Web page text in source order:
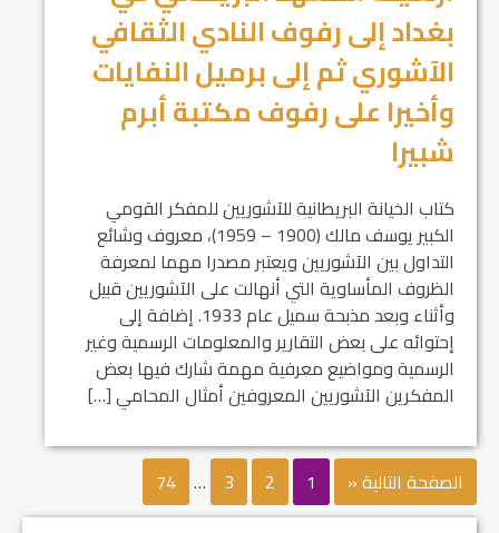
بغداد إلى رفوف النادي الثقافي
الآشوري ثم إلى برميل النفايات
وأخيرا على رفوف مكتبة أبرم
شبيرا
كتاب الخيانة البريطانية للآشوريين للمفكر القومي
الكبير يوسف مالك (1900 – 1959)، معروف وشائع
التداول بين الآشوريين ويعتبر مصدرا مهما لمعرفة
الظروف المأساوية التي أنهالت على الآشوريين قبيل
وأثناء وبعد مذبحة سميل عام 1933. إضافة إلى
إحتوائه على بعض التقارير والمعلومات الرسمية وغير
الرسمية ومواضيع معرفية مهمة شارك فيها بعض
المفكرين الآشوريين المعروفين أمثال المحامي […]
الصفحة التالية « 1
2
3
…
74